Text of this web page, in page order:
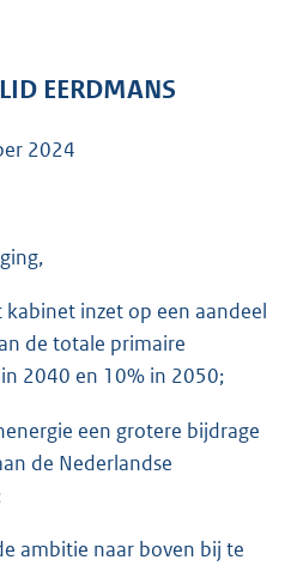
3
EERDMANS
2024
inzet op een aandeel
de totale primaire
2040 en 10% in 2050;
een grotere bijdrage
de Nederlandse
ambitie naar boven bij te